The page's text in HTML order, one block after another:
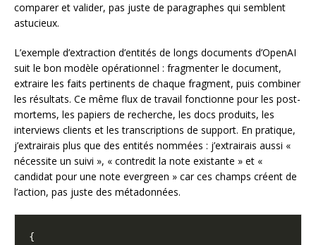
comparer et valider, pas juste de paragraphes qui semblent
astucieux.
L’exemple d’extraction d’entités de longs documents d’OpenAI
suit le bon modèle opérationnel : fragmenter le document,
extraire les faits pertinents de chaque fragment, puis combiner
les résultats. Ce même flux de travail fonctionne pour les post-
mortems, les papiers de recherche, les docs produits, les
interviews clients et les transcriptions de support. En pratique,
j’extrairais plus que des entités nommées : j’extrairais aussi «
nécessite un suivi », « contredit la note existante » et «
candidat pour une note evergreen » car ces champs créent de
l’action, pas juste des métadonnées.